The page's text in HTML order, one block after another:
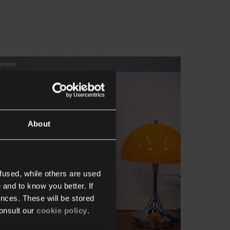
About
while others are used
to know you better. If
These will be stored
our cookie policy.